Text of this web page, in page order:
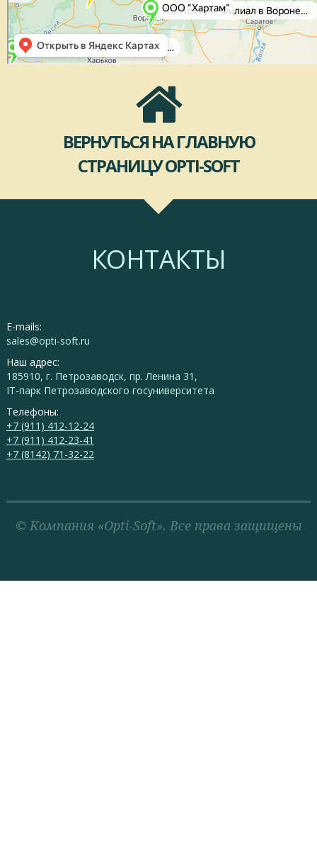
ВЕРНУТЬСЯ НА ГЛАВНУЮ
СТРАНИЦУ OPTI-SOFT
КОНТАКТЫ
E-mails:
sales@opti-soft.ru
Наш адрес:
185910, г. Петрозаводск, пр. Ленина 31,
IT-парк Петрозаводского госуниверситета
Телефоны:
+7 (911) 412-12-24
+7 (911) 412-23-41
+7 (8142) 71-32-22
© Компания «Opti-Soft». Все права защищены